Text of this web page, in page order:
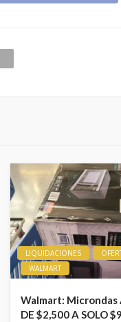
LIQUIDACIONES
WALMART
Walmart: Microndas
DE $2,500 A SOLO